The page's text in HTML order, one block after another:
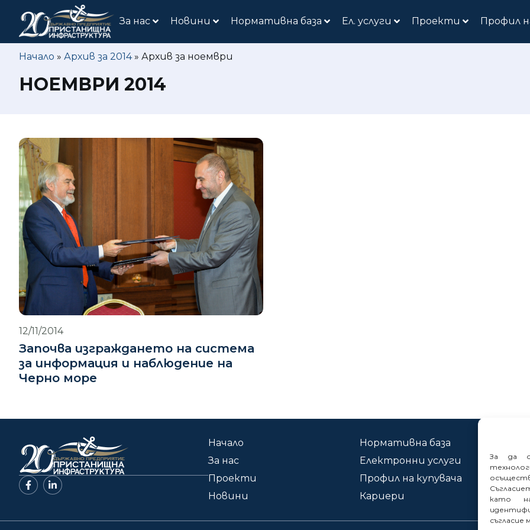
За да
като
съгласие
За нас Новини Нормативна база Ел. услуги Проекти Профил
Начало » Архив за 2014» Архив за ноември
НОЕМВРИ 2014
12/11/2014
Започва изграждането на система
за информация и наблюдение на
Черно море
Начало
За нас
Проекти
Новини
Нормативна база
Електронни услуги
Профил на купувача
Кариери